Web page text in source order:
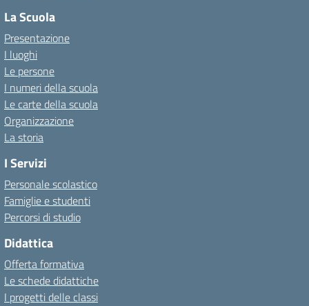
La Scuola
Presentazione
I luoghi
Le persone
I numeri della scuola
Le carte della scuola
Organizzazione
La storia
I Servizi
Personale scolastico
Famiglie e studenti
Percorsi di studio
Didattica
Offerta formativa
Le schede didattiche
I progetti delle classi